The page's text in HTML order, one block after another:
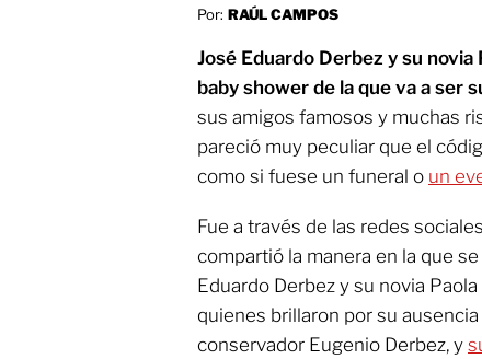
Por: RAÚL CAMPOS
José Eduardo Derbez y su
baby shower de la que va a ser
sus amigos famosos y muchas
pareció muy peculiar que el
como si fuese un funeral o un
Fue a través de las redes
compartió la manera en la que
Eduardo Derbez y su novia
quienes brillaron por su
conservador Eugenio Derbez, y